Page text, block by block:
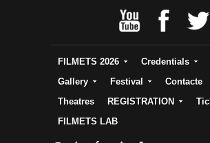
FILMETS 2026 Credentials
Gallery
Festival
Contacte
Theatres
REGISTRATION
FILMETS LAB